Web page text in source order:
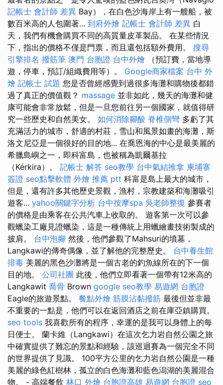
記帳士 會計師 差異 Bay），在白色沙海岸上有一艘船，被
數百米高的人包圍著... 到府外燴 記帳士 會計師 差異 白
天，我們有機會購買不同的高質量皮革製品。 在某些情況
下，指出的價格不僅是門票，而且還包括額外費用。 搜尋
引擎排名 撥筋筆 澳門 台胞證 台中外燴 （預訂費，當地導
遊，停車，預訂/組織費用等）。 Google商家檔案 台中 外
燴 記帳士 試題 您是否曾經感覺到過很多海灘和購物後都錯
過了真正的價值觀？ massage 並非如此，幾天的海灘和健
康可能會非常放鬆，但是一旦您前往另一個國家，就值得研
究一些歷史和自然美女。 如何消除腳酸 脊椎側彎 多虧了其
充滿活力的城市，舒適的村莊，雪山和風景如畫的海灘，斯
洛文尼亞是一個很好的目的地... 在喬恩海的中心是最美麗的
希臘島嶼之一，即科富島，也被稱為凱爾基拉
（Kérkira）。 記帳士 解答 seo教學 台中氣結推拿 柬埔寨
簽證 seo點擊軟體 外燴 推薦 ptt 科富是島上最大的城市，
但是，還有許多其他歷史景觀，漁村，宗教建築和海灘吸引
遊客... yahoo關鍵字分析 台中按摩spa 吳老師整復 參賽者
的價格是由乘客在公共汽車上收取的。 遊客第一次可以參
觀蠟染工廠見證蠟染，這是一種傳統上用蠟繪畫技術製成的
披肩。 台中泡腳 然後，他們參觀了Mahsuri的墳墓，
Langkawi的傳奇偶像，並了解他的完整歷史。 台中養生館
排毒 美麗的黑色沙灘將是一個古老的釣魚線所在的下一個
目的地。 公司社團 此後，他們立即看著一個帶有12米高的
Langkawit 喬骨 Brown google seo教學 易遊網 台胞證
Eagle的旅遊景點。 餐點外燴 筋膜沾黏撥筋 最後但並非最
不重要的一點是，他們可以在返回酒店之前在庫亞鎮購買。
seo tools 我喜歡所有的程序，幸運的是我可以身體上的每
日便士。 蘭卡維（Langkawi）在這次乞力岩自然公園之旅
中確實提供了難忘的景點和經驗，該巡迴賽為一個完全不同
的世界提供了見識。 100平方公里的乞力岩自然公園是一種
美麗的綠色紅樹林，孤立的白色海灘和藍色潟湖的美麗混合
物。 - 高端餐飲 林口 外燴 台胞證高雄 易遊網 台胞證 seo